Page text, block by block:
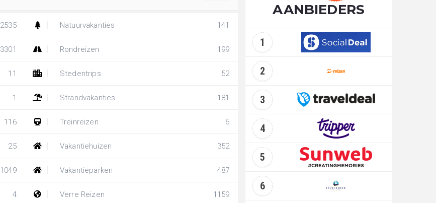
2535
3301
11
1
116
25
1049
4
Natuurvakanties 141
Rondreizen 199
Stedentrips 52
Strandvakanties 181
Treinreizen 6
Vakantiehuizen 352
Vakantieparken 487
Verre Reizen 1159
AANBIEDERS
1
2
3
4
5
6